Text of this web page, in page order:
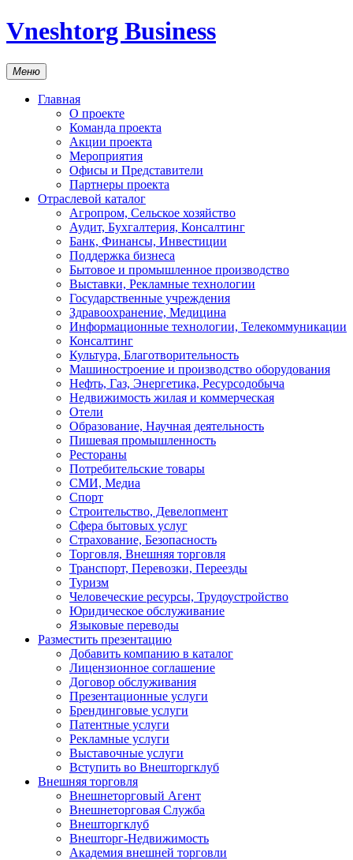
Vneshtorg Business
Меню
Главная
О проекте
Команда проекта
Акции проекта
Мероприятия
Офисы и Представители
Партнеры проекта
Отраслевой каталог
Агропром, Сельское хозяйство
Аудит, Бухгалтерия, Консалтинг
Банк, Финансы, Инвестиции
Поддержка бизнеса
Бытовое и промышленное производство
Выставки, Рекламные технологии
Государственные учреждения
Здравоохранение, Медицина
Информационные технологии, Телекоммуникации
Консалтинг
Культура, Благотворительность
Машиностроение и производство оборудования
Нефть, Газ, Энергетика, Ресурсодобыча
Недвижимость жилая и коммерческая
Отели
Образование, Научная деятельность
Пишевая промышленность
Рестораны
Потребительские товары
СМИ, Медиа
Спорт
Строительство, Девелопмент
Сфера бытовых услуг
Страхование, Безопасность
Торговля, Внешняя торговля
Транспорт, Перевозки, Переезды
Туризм
Человеческие ресурсы, Трудоустройство
Юридическое обслуживание
Языковые переводы
Разместить презентацию
Добавить компанию в каталог
Лицензионное соглашение
Договор обслуживания
Презентационные услуги
Брендинговые услуги
Патентные услуги
Рекламные услуги
Выставочные услуги
Вступить во Внешторгклуб
Внешняя торговля
Внешнеторговый Агент
Внешнеторговая Служба
Внешторгклуб
Внешторг-Недвижимость
Академия внешней торговли